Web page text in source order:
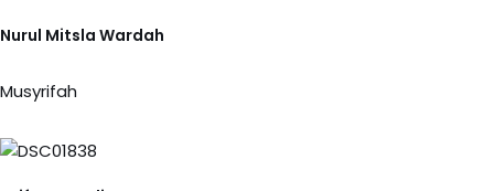
Nurul Mitsla Wardah
Musyrifah